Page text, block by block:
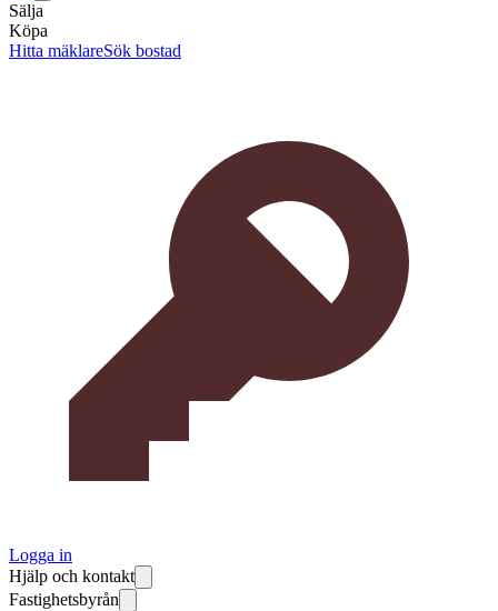
Sälja
Köpa
Hitta mäklareSök bostad
Logga in
Hjälp och kontakt
Fastighetsbyrån